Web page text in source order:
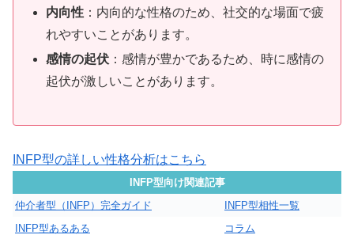
内向性 ：内向的な性格のため、社交的な場面で疲
れやすいことがあります。
感情の起伏 ：感情が豊かであるため、時に感情の
起伏が激しいことがあります。
INFP型の詳しい性格分析はこちら
INFP型向け関連記事
仲介者型（INFP）完全ガイド
INFP型相性一覧
INFP型あるある
コラム